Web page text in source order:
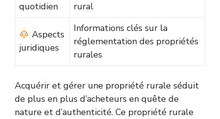
quotidien
rural
Aspects
juridiques
Informations clés sur la
réglementation des propriétés
rurales
Acquérir et gérer une propriété rurale séduit
de plus en plus d’acheteurs en quête de
nature et d’authenticité. Ce propriété rurale